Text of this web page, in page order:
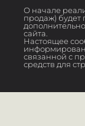
О начале
продаж)
сайта.
Настоящее
связанной с
средств для